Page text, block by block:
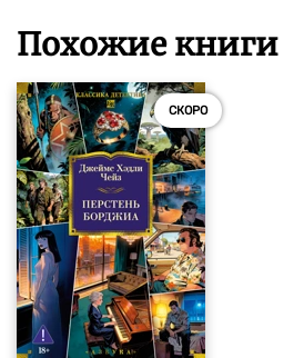
Похожие книги
СКОРО